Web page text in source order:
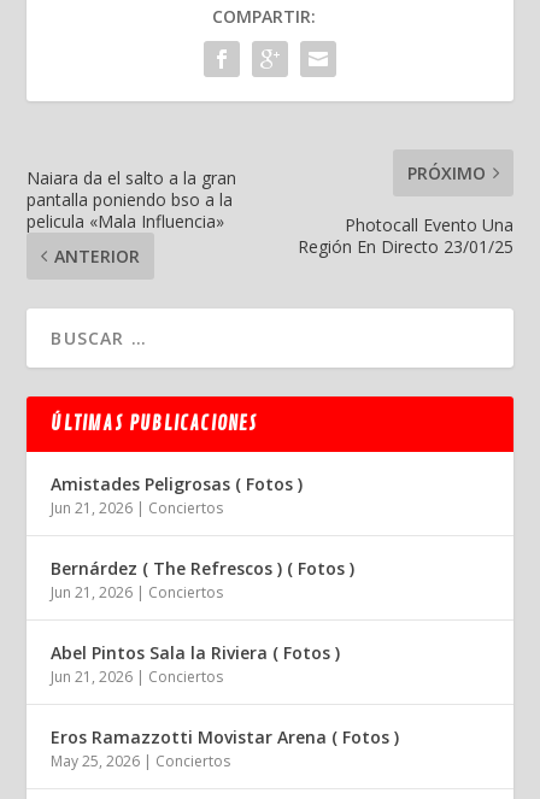
COMPARTIR:
Naiara da el salto a la gran
pantalla poniendo bso a la
pelicula «Mala Influencia»
ANTERIOR
PRÓXIMO
Photocall Evento Una
Región En Directo 23/01/25
ÚLTIMAS PUBLICACIONES
Amistades Peligrosas ( Fotos )
Jun 21, 2026 | Conciertos
Bernárdez ( The Refrescos ) ( Fotos )
Jun 21, 2026 | Conciertos
Abel Pintos Sala la Riviera ( Fotos )
Jun 21, 2026 | Conciertos
Eros Ramazzotti Movistar Arena ( Fotos )
May 25, 2026 | Conciertos